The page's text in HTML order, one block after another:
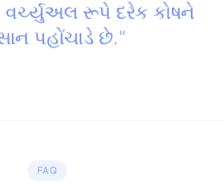
રૂપે દરેક કોષને
પહોંચાડે છે."
FAQ